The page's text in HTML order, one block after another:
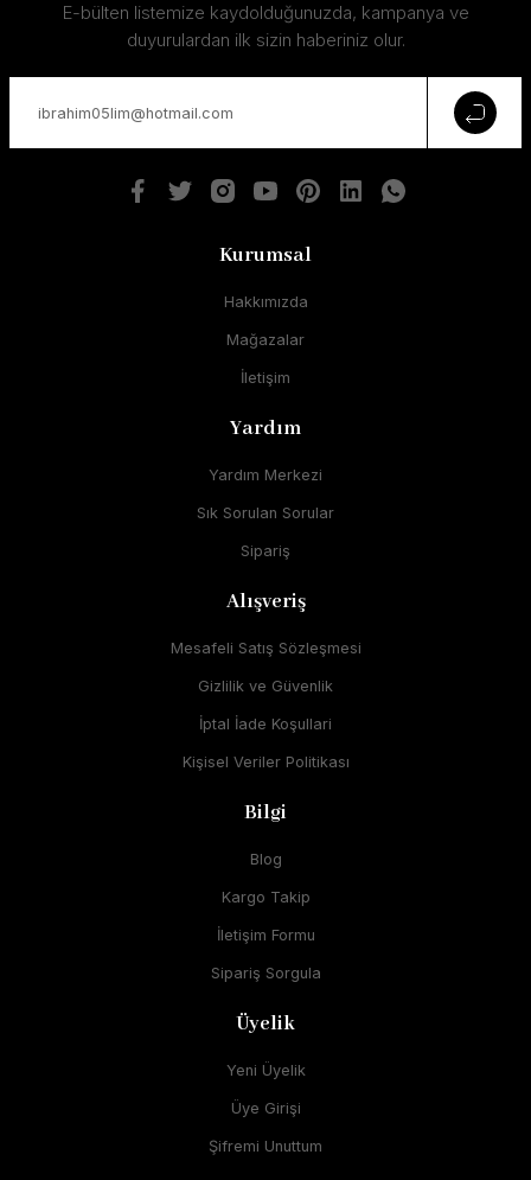
E-bülten listemize kaydolduğunuzda, kampanya ve
duyurulardan ilk sizin haberiniz olur.
Kurumsal
Hakkımızda
Mağazalar
İletişim
Yardım
Yardım Merkezi
Sık Sorulan Sorular
Sipariş
Alışveriş
Mesafeli Satış Sözleşmesi
Gizlilik ve Güvenlik
İptal İade Koşullari
Kişisel Veriler Politikası
Bilgi
Blog
Kargo Takip
İletişim Formu
Sipariş Sorgula
Üyelik
Yeni Üyelik
Üye Girişi
Şifremi Unuttum